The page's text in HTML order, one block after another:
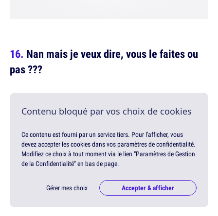
Nan mais je veux dire, vous le faites ou
pas ???
Contenu bloqué par vos choix de cookies
Ce contenu est fourni par un service tiers. Pour l'afficher, vous
devez accepter les cookies dans vos paramètres de confidentialité.
Modifiez ce choix à tout moment via le lien "Paramètres de Gestion
de la Confidentialité" en bas de page.
Gérer mes choix Accepter & afficher